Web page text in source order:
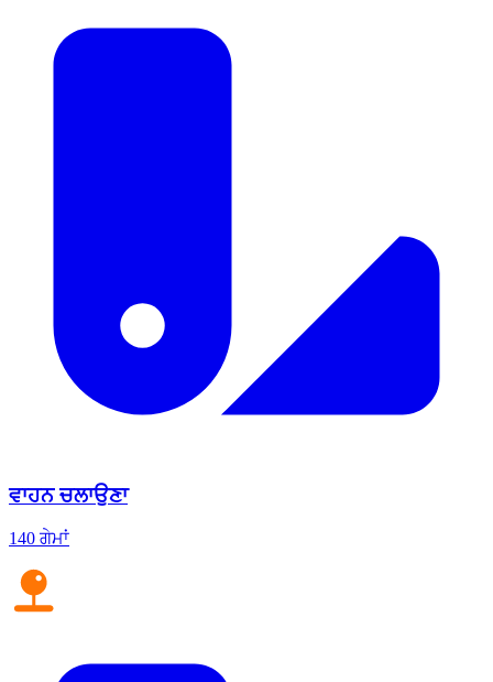
ਵਾਹਨ ਚਲਾਉਣਾ
140 ਗੇਮਾਂ